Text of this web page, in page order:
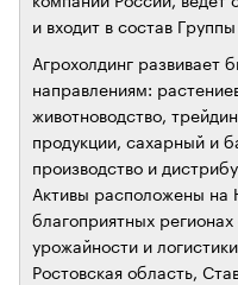
и входит в состав
Агрохолдинг развивает
направлениям:
животноводство,
продукции, сахарный и
производство и
Активы расположены
благоприятных
урожайности и
Ростовская область,